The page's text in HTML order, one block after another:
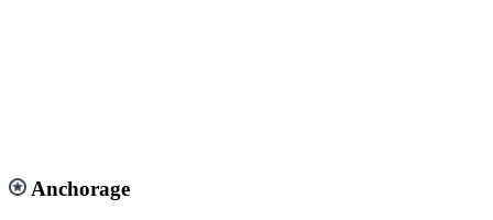
Anchorage